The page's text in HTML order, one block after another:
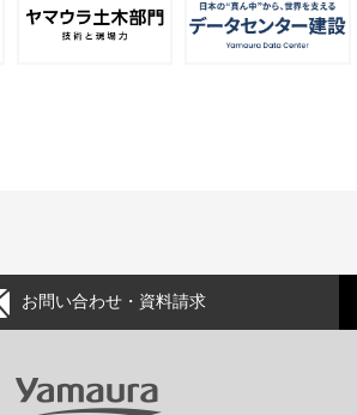
お問い合わせ・資料請求